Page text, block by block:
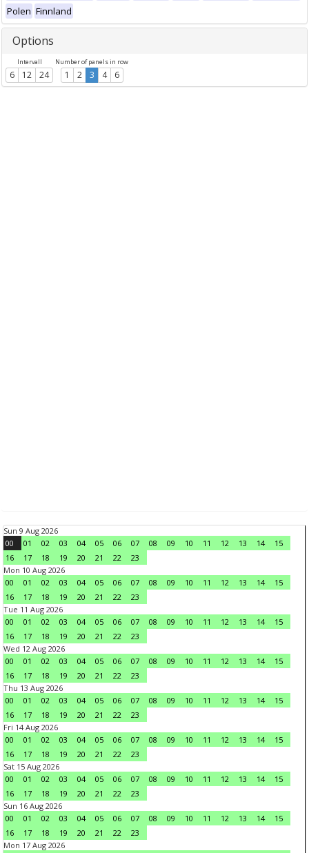
Polen Finnland
Options
Intervall
6 12 24
Number of panels in row
1 2 3 4 6
Sun 9 Aug 2026
00
01 02 03 04 05 06 07 08 09 10 11 12 13 14
15
16
17 18 19 20 21 22
23
Mon 10 Aug 2026
00
01 02 03 04 05 06 07 08 09 10 11 12 13 14
15
16
17 18 19 20 21 22
23
Tue 11 Aug 2026
00
01 02 03 04 05 06 07 08 09 10 11 12 13 14
15
16
17 18 19 20 21 22
23
Wed 12 Aug 2026
00
01 02 03 04 05 06 07 08 09 10 11 12 13 14
15
16
17 18 19 20 21 22
23
Thu 13 Aug 2026
00
01 02 03 04 05 06 07 08 09 10 11 12 13 14
15
16
17 18 19 20 21 22
23
Fri 14 Aug 2026
00
01 02 03 04 05 06 07 08 09 10 11 12 13 14
15
16
17 18 19 20 21 22
23
Sat 15 Aug 2026
00
01 02 03 04 05 06 07 08 09 10 11 12 13 14
15
16
17 18 19 20 21 22
23
Sun 16 Aug 2026
00
01 02 03 04 05 06 07 08 09 10 11 12 13 14
15
16
17 18 19 20 21 22
23
Mon 17 Aug 2026